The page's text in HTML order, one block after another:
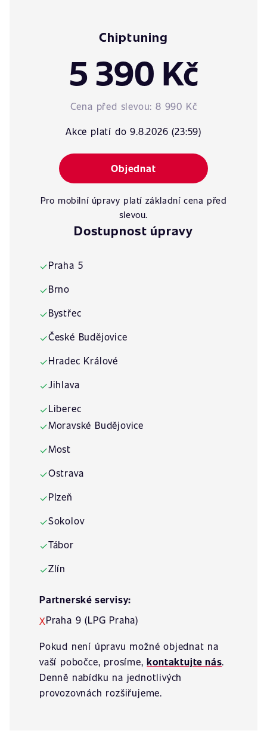
Chiptuning
5 390 Kč
Cena před slevou: 8 990 Kč
Akce platí do 9.8.2026 (23:59)
Objednat
Pro mobilní úpravy platí základní cena před
slevou.
Dostupnost úpravy
✓Praha 5
✓Brno
✓Bystřec
✓České Budějovice
✓Hradec Králové
✓Jihlava
✓Liberec
✓Moravské Budějovice
✓Most
✓Ostrava
✓Plzeň
✓Sokolov
✓Tábor
✓Zlín
Partnerské servisy:
XPraha 9 (LPG Praha)
Pokud není úpravu možné objednat na
vaší pobočce, prosíme,kontaktujte nás.
Denně nabídku na jednotlivých
provozovnách rozšiřujeme.